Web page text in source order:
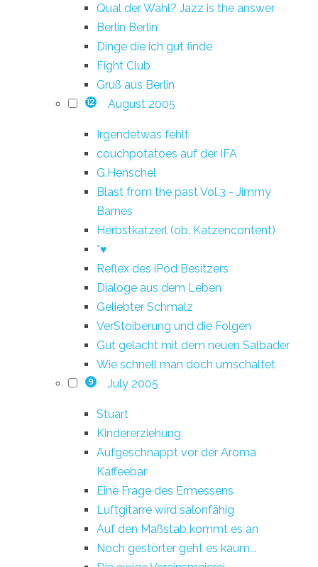
Qual der Wahl? Jazz is the answer
Berlin Berlin
Dinge die ich gut finde
Fight Club
Gruß aus Berlin
12 August 2005
Irgendetwas fehlt
couchpotatoes auf der IFA
G.Henschel
Blast from the past Vol.3 - Jimmy
Barnes
Herbstkatzerl (ob. Katzencontent)
*♥
Reflex des iPod Besitzers
Dialoge aus dem Leben
Geliebter Schmalz
VerStoiberung und die Folgen
Gut gelacht mit dem neuen Salbader
Wie schnell man doch umschaltet
9 July 2005
Stuart
Kindererziehung
Aufgeschnappt vor der Aroma
Kaffeebar
Eine Frage des Ermessens
Luftgitarre wird salonfähig
Auf den Maßstab kommt es an
Noch gestörter geht es kaum...